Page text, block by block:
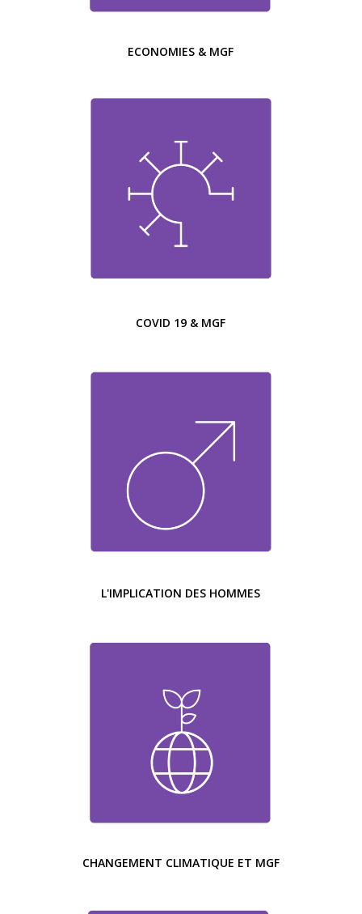
ECONOMIES & MGF
COVID 19 & MGF
L'IMPLICATION DES HOMMES
CHANGEMENT CLIMATIQUE ET MGF